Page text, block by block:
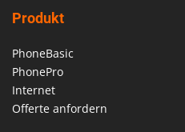
Produkt
PhoneBasic
PhonePro
Internet
Offerte anfordern